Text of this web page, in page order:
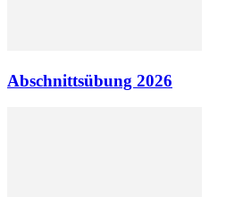
Abschnittsübung 2026